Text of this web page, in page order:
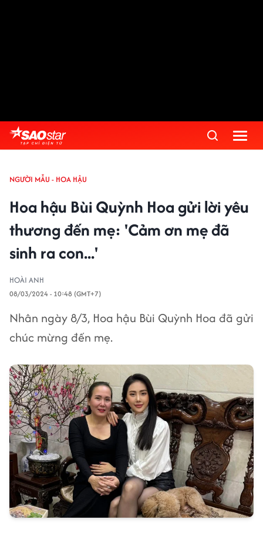
NGƯỜI MẪU - HOA HẬU
Hoa hậu Bùi Quỳnh Hoa gửi lời yêu
thương đến mẹ: 'Cảm ơn mẹ đã
sinh ra con...'
HOÀI ANH
08/03/2024 - 10:48 (GMT+7)
Nhân ngày 8/3, Hoa hậu Bùi Quỳnh Hoa đã gửi
chúc mừng đến mẹ.